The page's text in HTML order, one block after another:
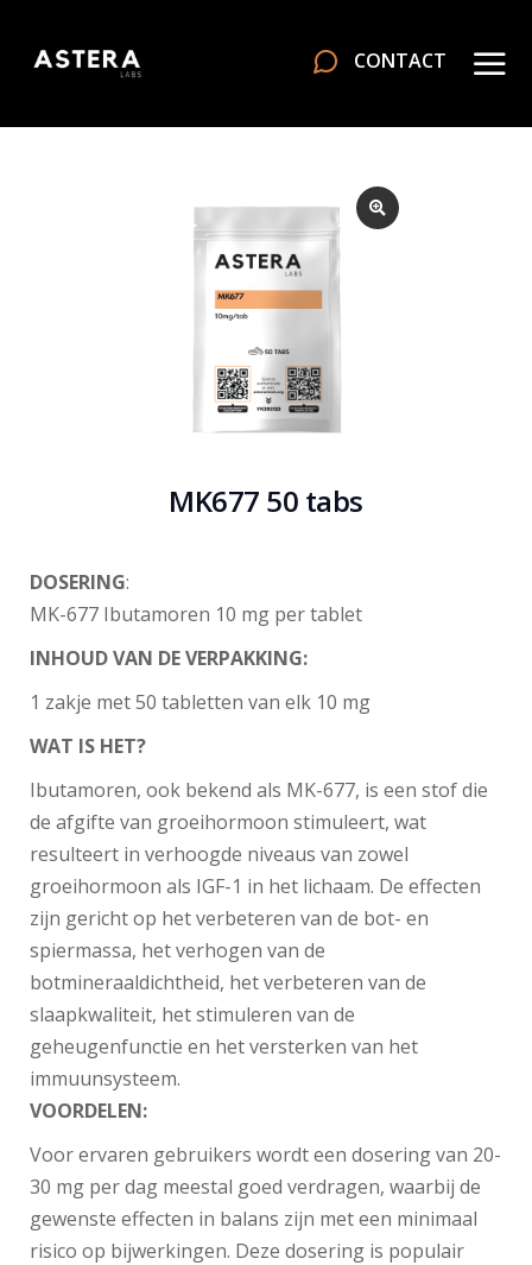
CONTACT
MK677 50 tabs
DOSERING:
MK-677 Ibutamoren 10 mg per tablet
INHOUD VAN DE VERPAKKING:
1 zakje met 50 tabletten van elk 10 mg
WAT IS HET?
Ibutamoren, ook bekend als MK-677, is een stof die
de afgifte van groeihormoon stimuleert, wat
resulteert in verhoogde niveaus van zowel
groeihormoon als IGF-1 in het lichaam. De effecten
zijn gericht op het verbeteren van de bot- en
spiermassa, het verhogen van de
botmineraaldichtheid, het verbeteren van de
slaapkwaliteit, het stimuleren van de
geheugenfunctie en het versterken van het
immuunsysteem.
VOORDELEN:
Voor ervaren gebruikers wordt een dosering van 20-
30 mg per dag meestal goed verdragen, waarbij de
gewenste effecten in balans zijn met een minimaal
risico op bijwerkingen. Deze dosering is populair